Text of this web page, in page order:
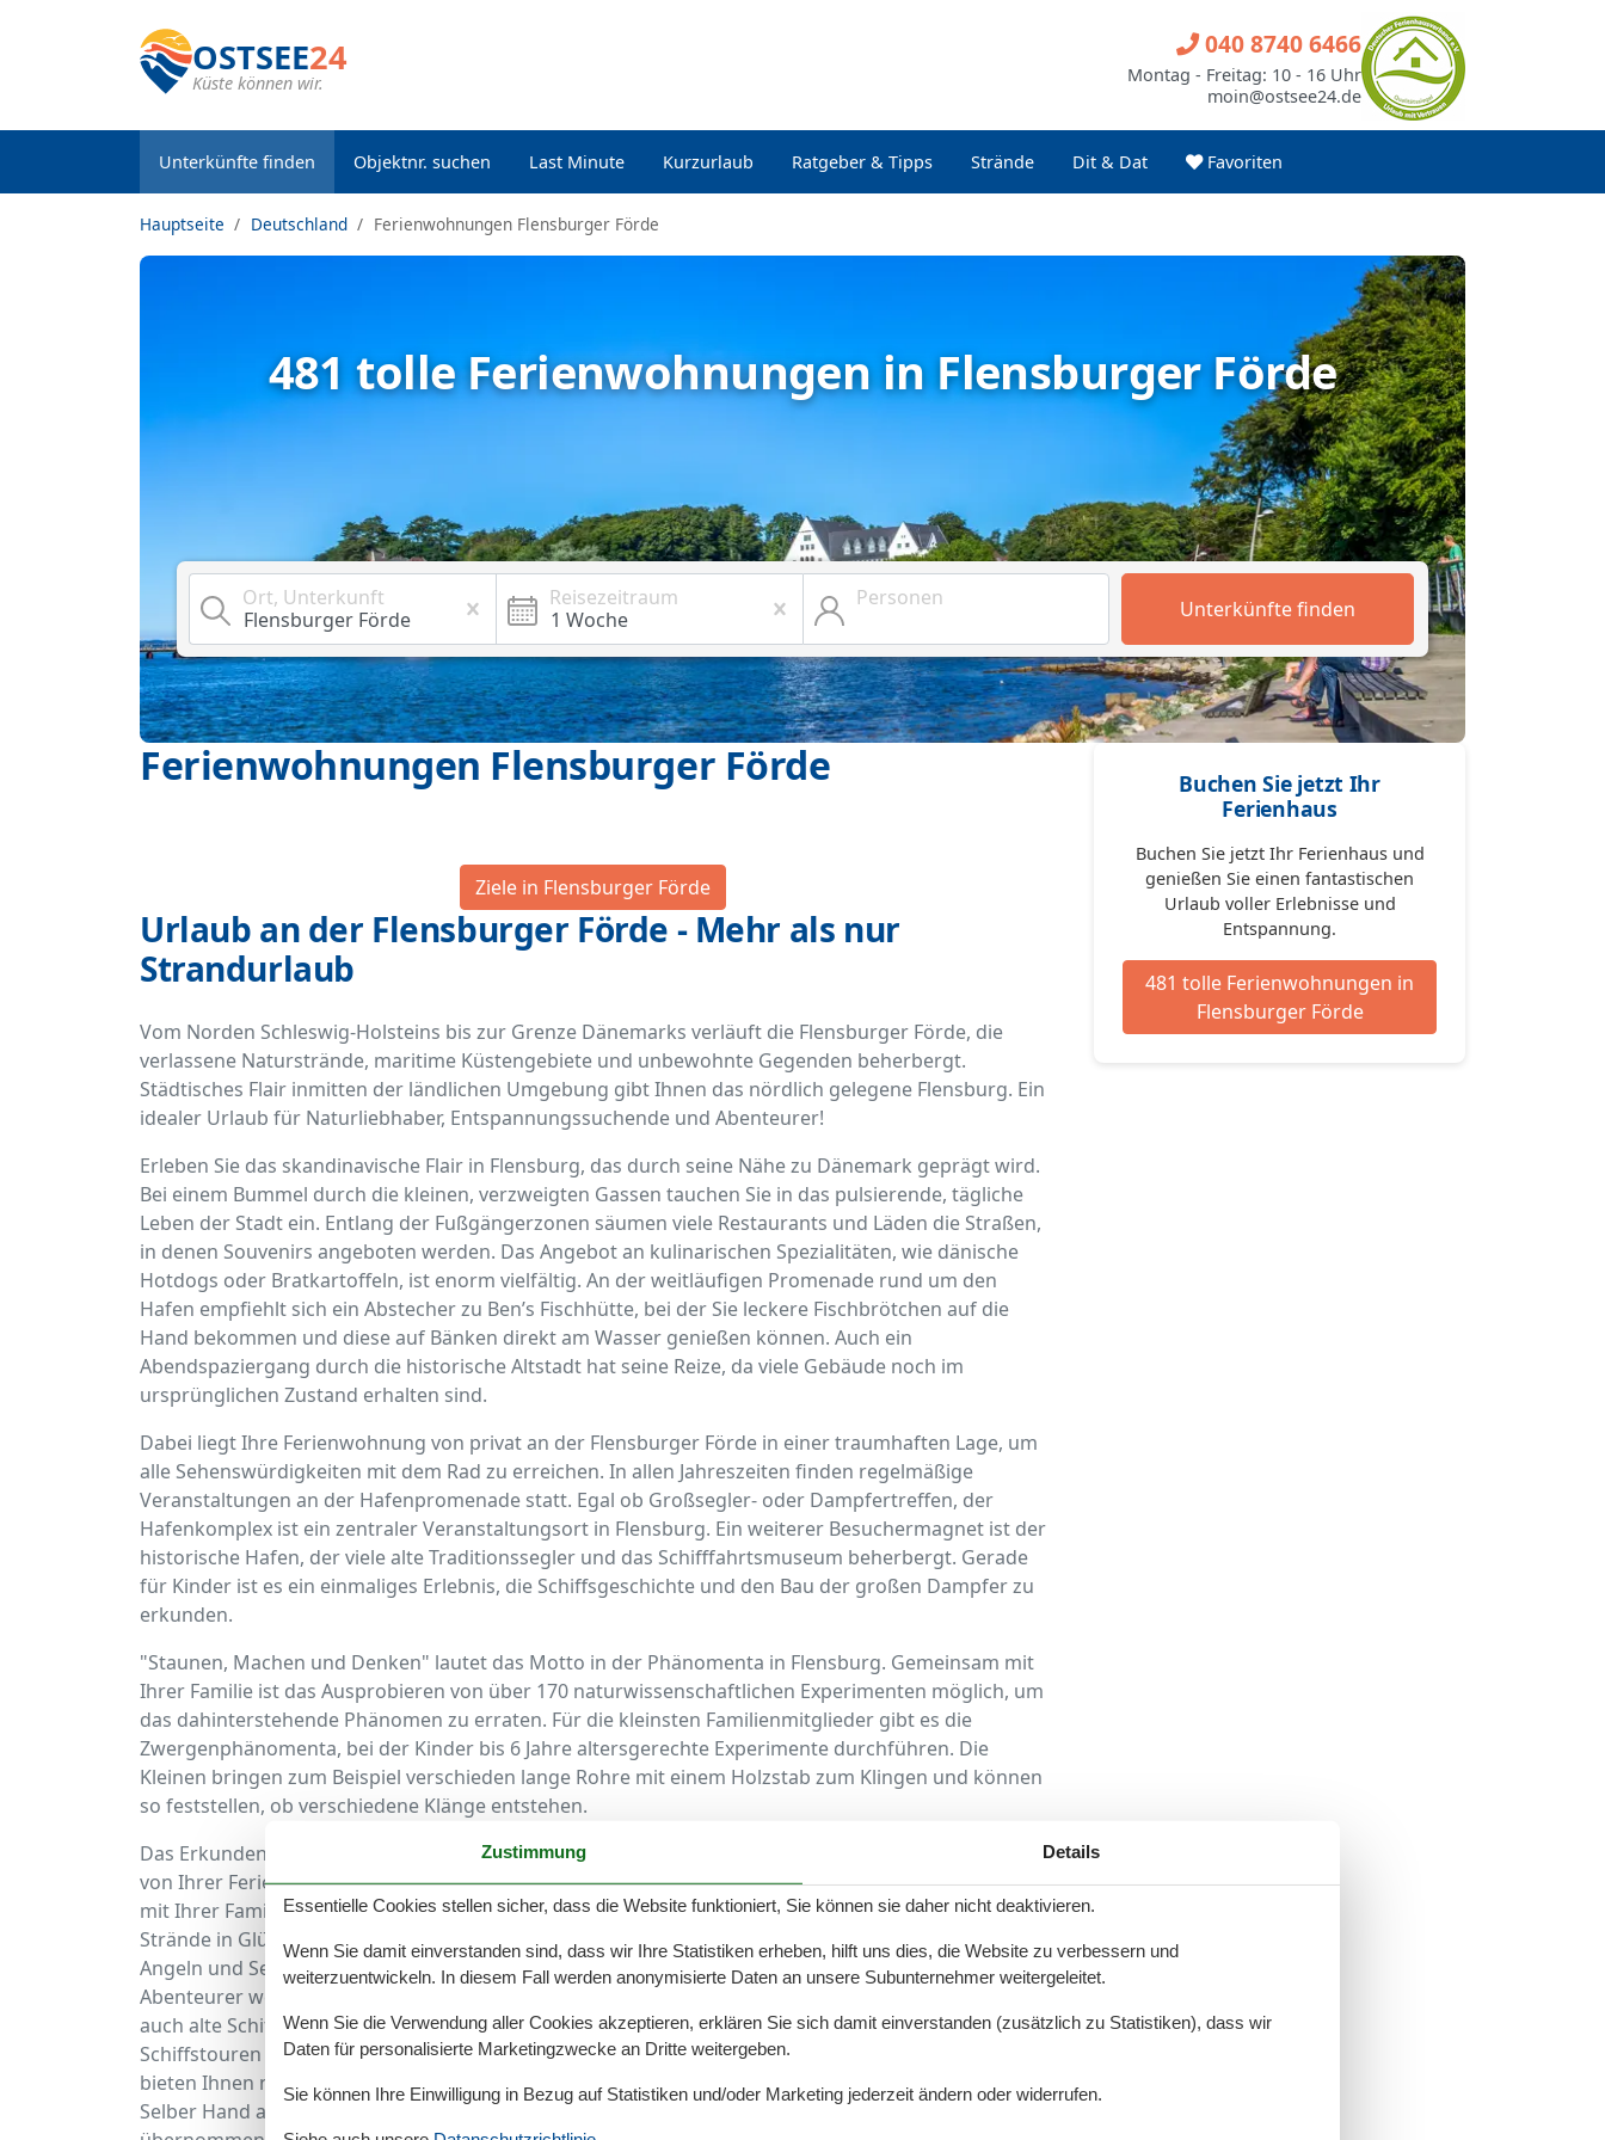
OSTSEE24
Küste können wir.
Unterkünfte finden Objektnr. suchen Last Minute Kurzurlaub Ratgeber & Tipps Strände Dit & Dat Favoriten
040 8740 6466
Montag - Freitag: 10 - 16 Uhr
moin@ostsee24.de
Hauptseite Deutschland Ferienwohnungen Flensburger Förde
481 tolle Ferienwohnungen in Flensburger Förde
Ort, Unterkunft Reisezeitraum Personen Unterkünfte finden
Ferienwohnungen Flensburger Förde
Ziele in Flensburger Förde
Urlaub an der Flensburger Förde - Mehr als nur
Strandurlaub
Vom Norden Schleswig-Holsteins bis zur Grenze Dänemarks verläuft die Flensburger Förde, die
verlassene Naturstrände, maritime Küstengebiete und unbewohnte Gegenden beherbergt.
Städtisches Flair inmitten der ländlichen Umgebung gibt Ihnen das nördlich gelegene Flensburg. Ein
idealer Urlaub für Naturliebhaber, Entspannungssuchende und Abenteurer!
Erleben Sie das skandinavische Flair in Flensburg, das durch seine Nähe zu Dänemark geprägt wird.
Bei einem Bummel durch die kleinen, verzweigten Gassen tauchen Sie in das pulsierende, tägliche
Leben der Stadt ein. Entlang der Fußgängerzonen säumen viele Restaurants und Läden die Straßen,
in denen Souvenirs angeboten werden. Das Angebot an kulinarischen Spezialitäten, wie dänische
Hotdogs oder Bratkartoffeln, ist enorm vielfältig. An der weitläufigen Promenade rund um den
Hafen empfiehlt sich ein Abstecher zu Ben’s Fischhütte, bei der Sie leckere Fischbrötchen auf die
Hand bekommen und diese auf Bänken direkt am Wasser genießen können. Auch ein
Abendspaziergang durch die historische Altstadt hat seine Reize, da viele Gebäude noch im
ursprünglichen Zustand erhalten sind.
Dabei liegt Ihre Ferienwohnung von privat an der Flensburger Förde in einer traumhaften Lage, um
alle Sehenswürdigkeiten mit dem Rad zu erreichen. In allen Jahreszeiten finden regelmäßige
Veranstaltungen an der Hafenpromenade statt. Egal ob Großsegler- oder Dampfertreffen, der
Hafenkomplex ist ein zentraler Veranstaltungsort in Flensburg. Ein weiterer Besuchermagnet ist der
historische Hafen, der viele alte Traditionssegler und das Schifffahrtsmuseum beherbergt. Gerade
für Kinder ist es ein einmaliges Erlebnis, die Schiffsgeschichte und den Bau der großen Dampfer zu
erkunden.
"Staunen, Machen und Denken" lautet das Motto in der Phänomenta in Flensburg. Gemeinsam mit
Ihrer Familie ist das Ausprobieren von über 170 naturwissenschaftlichen Experimenten möglich, um
das dahinterstehende Phänomen zu erraten. Für die kleinsten Familienmitglieder gibt es die
Zwergenphänomenta, bei der Kinder bis 6 Jahre altersgerechte Experimente durchführen. Die
Kleinen bringen zum Beispiel verschieden lange Rohre mit einem Holzstab zum Klingen und können
so feststellen, ob verschiedene Klänge entstehen.
Das Erkunden der Flensburger Förde ist mit dem Rad empfehlenswert, da viele Sehenswürdigkeiten
von Ihrer Ferienwohnung an der Flensburger Förde einen kurzen Anfahrtsweg besitzen. Wenn Sie
mit Ihrer Familie einen entspannten Strandtag verbringen wollen, dann sind die windgeschützten
Strände in Glücksburg oder Flensburg ideal. Die Küstenlandschaft lädt Wasserratten zum Baden,
Angeln und Segeln ein, während die Wasserscheuen ein spannendes Buch im Strandkorb lesen. Für
Abenteurer werden geführte Tauchtouren angeboten, bei denen Sie verschiedene Fischarten, aber
auch alte Schiffwracks entdecken. Auch über dem Wasser kann die Flensburger Förde mit
Schiffstouren erkundet werden. Egal ob Dampfer, Segelboot oder Ausflugsschiff, alle drei Varianten
bieten Ihnen neue atemberaubende Blicke auf die Steilküsten und die gemütlichen Badebuchten.
Selber Hand anlegen ist beim Sommergästesegeln möglich, wo das Ruder von Touristen
Buchen Sie jetzt Ihr
Ferienhaus
Buchen Sie jetzt Ihr Ferienhaus und
genießen Sie einen fantastischen
Urlaub voller Erlebnisse und
Entspannung.
481 tolle Ferienwohnungen in
Flensburger Förde
Zustimmung Details
Essentielle Cookies stellen sicher, dass die Website funktioniert, Sie können sie daher nicht deaktivieren.
Wenn Sie damit einverstanden sind, dass wir Ihre Statistiken erheben, hilft uns dies, die Website zu verbessern und
weiterzuentwickeln. In diesem Fall werden anonymisierte Daten an unsere Subunternehmer weitergeleitet.
Wenn Sie die Verwendung aller Cookies akzeptieren, erklären Sie sich damit einverstanden (zusätzlich zu Statistiken), dass wir
Daten für personalisierte Marketingzwecke an Dritte weitergeben.
Sie können Ihre Einwilligung in Bezug auf Statistiken und/oder Marketing jederzeit ändern oder widerrufen.